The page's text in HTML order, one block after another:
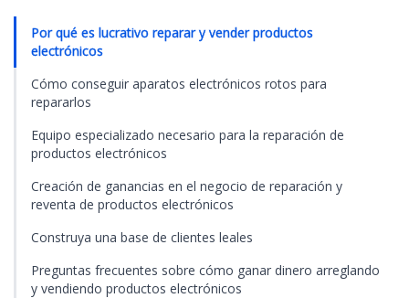
Por qué es lucrativo reparar y vender productos
electrónicos
Cómo conseguir aparatos electrónicos rotos para
repararlos
Equipo especializado necesario para la reparación de
productos electrónicos
Creación de ganancias en el negocio de reparación y
reventa de productos electrónicos
Construya una base de clientes leales
Preguntas frecuentes sobre cómo ganar dinero arreglando
y vendiendo productos electrónicos